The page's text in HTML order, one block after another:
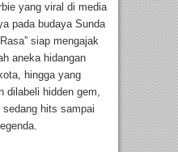
yang viral di media
pada budaya Sunda
siap mengajak
aneka hidangan
hingga yang
dilabeli hidden gem,
hits sampai